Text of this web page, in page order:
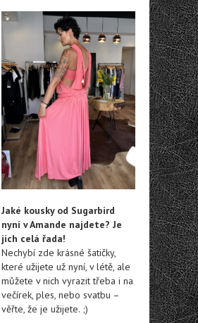
Jaké kousky od Sugarbird
nyní v Amande najdete? Je
jich celá řada!
Nechybí zde krásné šatičky,
které užijete už nyní, v létě, ale
můžete v nich vyrazit třeba i na
večírek, ples, nebo svatbu –
věřte, že je užijete. ;)